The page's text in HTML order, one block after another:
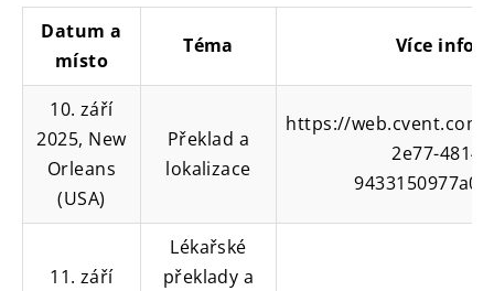
Datum a
místo
Téma Více
10. září
2025, New
Orleans
(USA)
Překlad a
lokalizace
https://
2e77-4814-
11. září
Lékařské
překlady a